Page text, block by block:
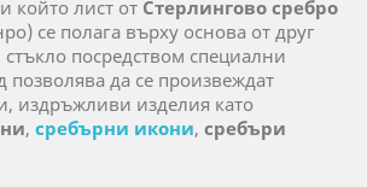
който лист от Стерлингово сребро
се полага върху основа от друг
посредством специални
позволява да се произвеждат
издръжливи изделия като
, сребърни икони, сребъри